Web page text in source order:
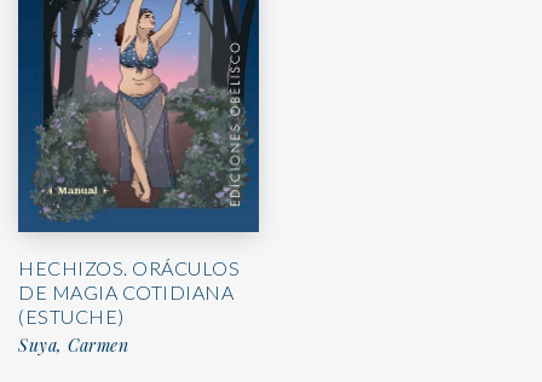
HECHIZOS. ORÁCULOS
DE MAGIA COTIDIANA
(ESTUCHE)
Suya, Carmen